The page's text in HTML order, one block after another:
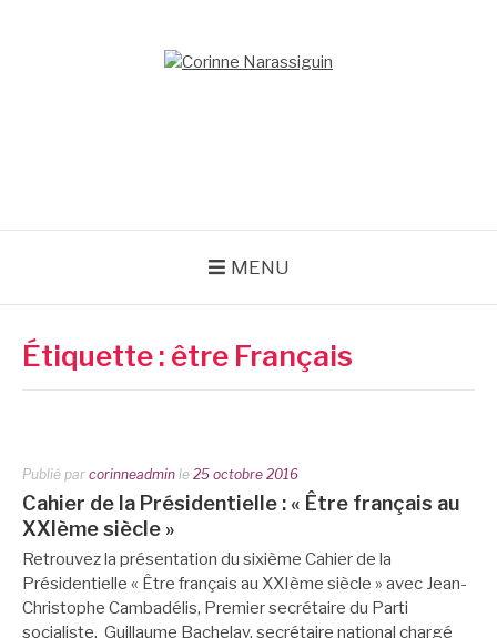
MENU
Étiquette : être Français
Publié par corinneadmin le 25 octobre 2016
Cahier de la Présidentielle : « Être français au
XXIème siècle »
Retrouvez la présentation du sixième Cahier de la
Présidentielle « Être français au XXIème siècle » avec Jean-
Christophe Cambadélis, Premier secrétaire du Parti
socialiste, Guillaume Bachelay, secrétaire national chargé